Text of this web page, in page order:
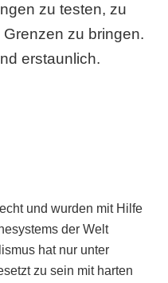
zu testen, zu
zu bringen.
erstaunlich.
und wurden mit Hilfe
der Welt
hat nur unter
zu sein mit harten